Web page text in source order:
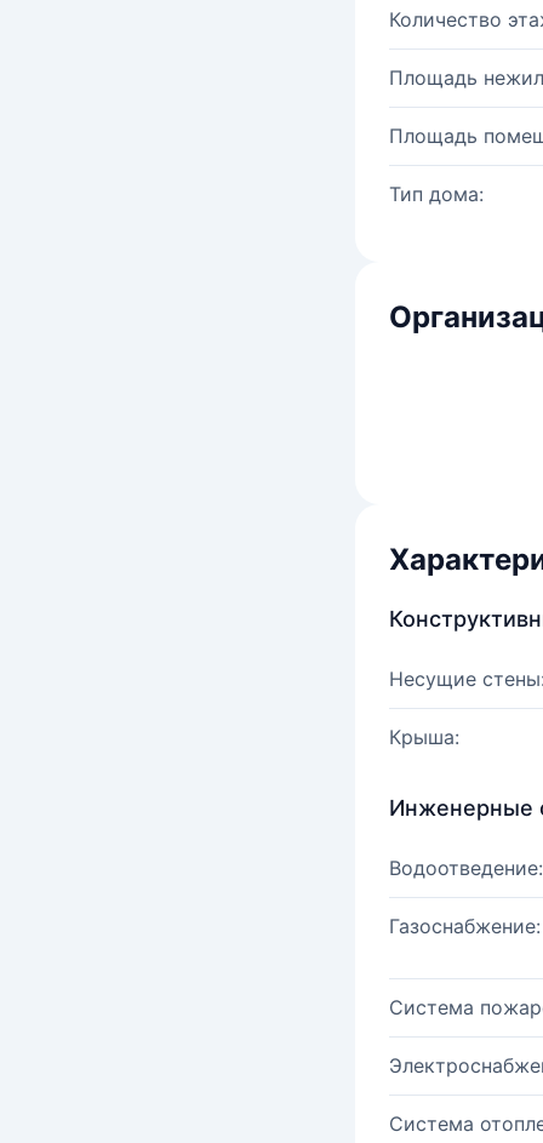
Количество
Площадь
Площадь
Тип дома:
Несущие стены:
Крыша:
Инженерные
Водоотведение:
Газоснабжение:
Система
Система